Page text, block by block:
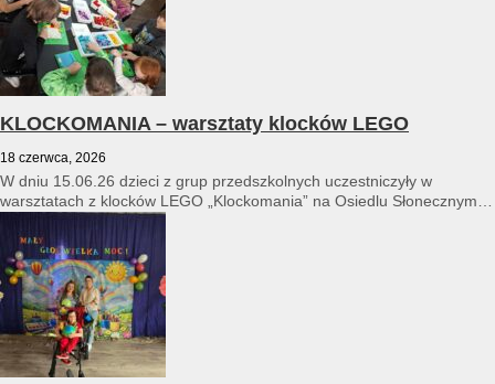
KLOCKOMANIA – warsztaty klocków LEGO
18 czerwca, 2026
W dniu 15.06.26 dzieci z grup przedszkolnych uczestniczyły w
warsztatach z klocków LEGO „Klockomania” na Osiedlu Słonecznym